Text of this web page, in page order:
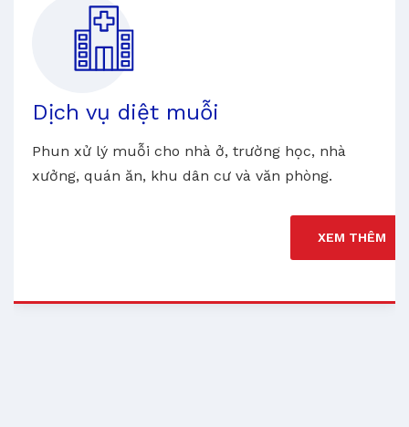
Dịch vụ diệt muỗi
Phun xử lý muỗi cho nhà ở, trường học, nhà
xưởng, quán ăn, khu dân cư và văn phòng.
XEM THÊM